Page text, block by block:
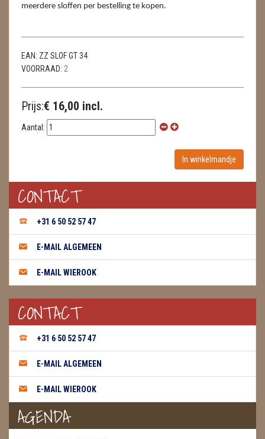
SCHEDELS / SKULLS
SELENIET
WIEROOK, OLIE & TOEBEHOREN
WIEROOK
WIEROOK GREEN TREE
WIEROOK HEM / DARSHAN
WIEROOK NAG CHAMPA / SATYA
meerdere sloffen per bestelling te kopen.
EAN: ZZ SLOF GT 34
VOORRAAD: 2
Prijs:€ 16,00 incl.
Aantal:
CONTACT
+31 6 50 52 57 47
E-MAIL ALGEMEEN
E-MAIL WIEROOK
CONTACT
+31 6 50 52 57 47
E-MAIL ALGEMEEN
E-MAIL WIEROOK
AGENDA